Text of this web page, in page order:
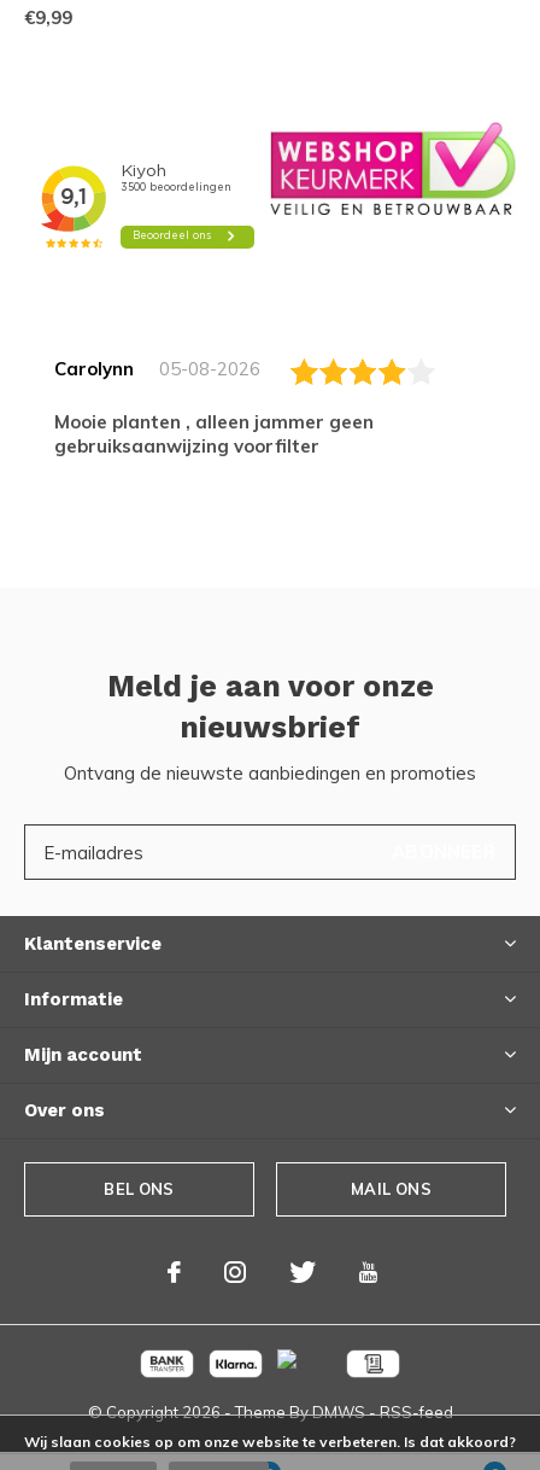
€9,99
Carolynn 05-08-2026
Mooie planten , alleen jammer geen
gebruiksaanwijzing voorfilter
Meld je aan voor onze
nieuwsbrief
Ontvang de nieuwste aanbiedingen en promoties
Klantenservice
Informatie
Mijn account
Over ons
BEL ONS MAIL ONS
© Copyright2026- Theme ByDMWS-RSS-feed
Wij slaan cookies op om onze website te verbeteren. Is dat akkoord?